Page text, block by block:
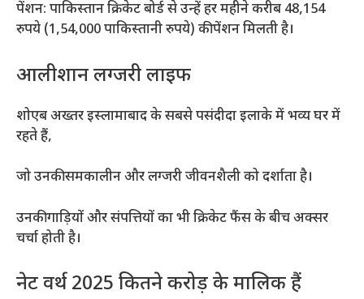
पेंशन: पाकिस्तान क्रिकेट बोर्ड से उन्हें हर महीने करीब 48,154
रुपये (1,54,000 पाकिस्तानी रुपये) की पेंशन मिलती है।
आलीशान लग्जरी लाइफ
शोएब अख्तर इस्लामाबाद के सबसे पसंदीदा इलाके में भव्य घर में
रहते हैं,
जो उनकी समकालीन और लग्जरी जीवनशैली को दर्शाता है।
उनकी गाड़ियों और संपत्तियों का भी क्रिकेट फैंस के बीच अक्सर
चर्चा होती है।
नेट वर्थ 2025 कितने करोड़ के मालिक हैं